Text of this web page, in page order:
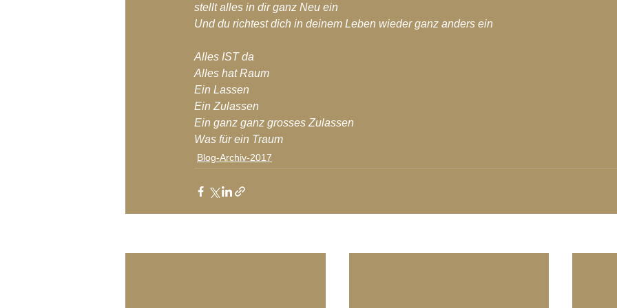
stellt alles in dir ganz Neu ein
Und du richtest dich in deinem Leben wieder ganz anders ein
Alles IST da
Alles hat Raum
Ein Lassen
Ein Zulassen
Ein ganz ganz grosses Zulassen
Was für ein Traum
Blog-Archiv-2017